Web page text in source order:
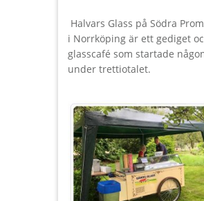
Halvars Glass på Södra
i Norrköping är ett gediget
glasscafé som startade
under trettiotalet.